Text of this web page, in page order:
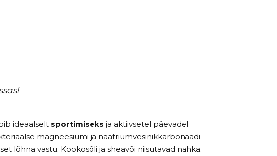
ideaalselt sportimiseks ja aktiivsetel päevadel
magneesiumi ja naatriumvesinikkarbonaadi
lõhna vastu. Kookosõli ja sheavõi niisutavad nahka.